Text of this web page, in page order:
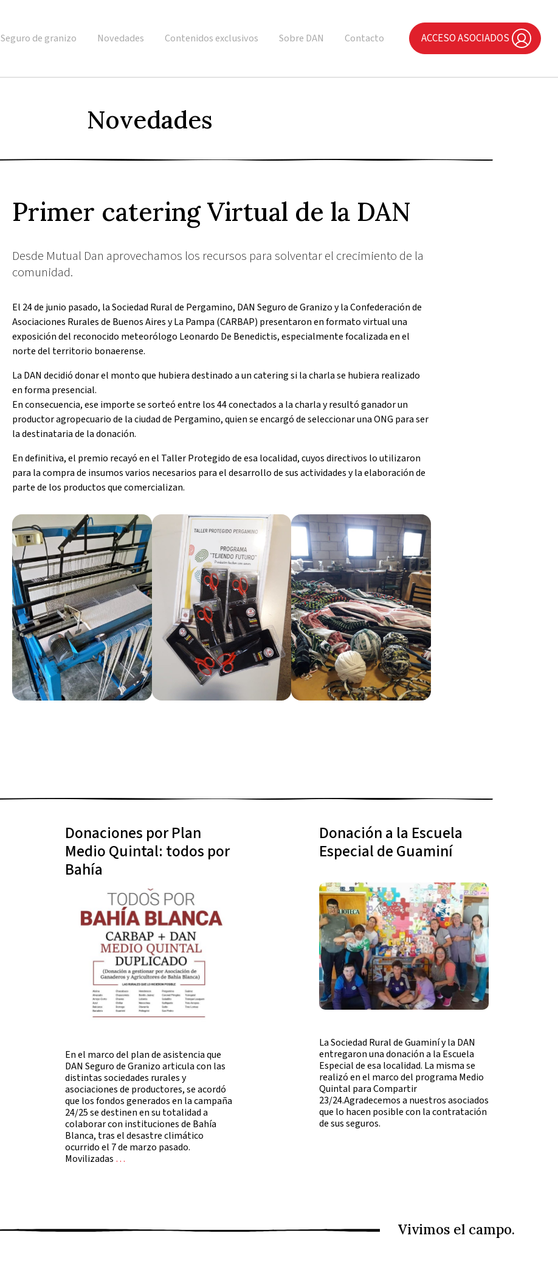
Seguro de granizo Novedades Contenidos exclusivos Sobre DAN Contacto ACCESO ASOCIADOS
Novedades
Primer catering Virtual de la DAN
Desde Mutual Dan aprovechamos los recursos para solventar el crecimiento de la
comunidad.
El 24 de junio pasado, la Sociedad Rural de Pergamino, DAN Seguro de Granizo y la Confederación de
Asociaciones Rurales de Buenos Aires y La Pampa (CARBAP) presentaron en formato virtual una
exposición del reconocido meteorólogo Leonardo De Benedictis, especialmente focalizada en el
norte del territorio bonaerense.
La DAN decidió donar el monto que hubiera destinado a un catering si la charla se hubiera realizado
en forma presencial.
En consecuencia, ese importe se sorteó entre los 44 conectados a la charla y resultó ganador un
productor agropecuario de la ciudad de Pergamino, quien se encargó de seleccionar una ONG para ser
la destinataria de la donación.
En definitiva, el premio recayó en el Taller Protegido de esa localidad, cuyos directivos lo utilizaron
para la compra de insumos varios necesarios para el desarrollo de sus actividades y la elaboración de
parte de los productos que comercializan.
Donaciones por Plan
Medio Quintal: todos por
Bahía
En el marco del plan de asistencia que
DAN Seguro de Granizo articula con las
distintas sociedades rurales y
asociaciones de productores, se acordó
que los fondos generados en la campaña
24/25 se destinen en su totalidad a
colaborar con instituciones de Bahía
Blanca, tras el desastre climático
ocurrido el 7 de marzo pasado.
Movilizadas …
Donación a la Escuela
Especial de Guaminí
La Sociedad Rural de Guaminí y la DAN
entregaron una donación a la Escuela
Especial de esa localidad. La misma se
realizó en el marco del programa Medio
Quintal para Compartir
23/24.Agradecemos a nuestros asociados
que lo hacen posible con la contratación
de sus seguros.